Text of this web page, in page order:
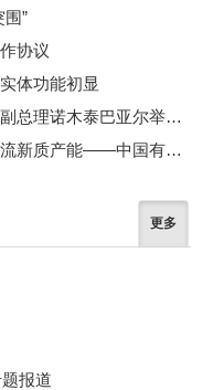
”
协议
体功能初显
中铝集团董事长段向东与蒙古国副总理诺木泰巴亚尔举行会谈
锻造无愧时代无愧使命的世界一流新质产能——中国有色金属工业的战略应对与破局之道（二）
更多
报道